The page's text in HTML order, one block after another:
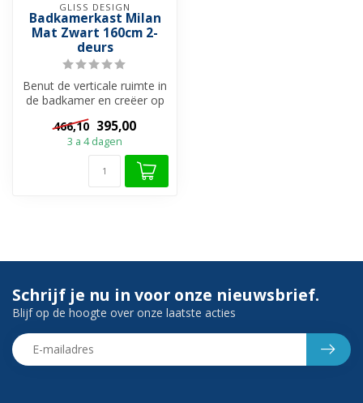
GLISS DESIGN
Badkamerkast Milan
Mat Zwart 160cm 2-
deurs
Benut de verticale ruimte in
de badkamer en creëer op
een stijlvolle manier meer...
466,10 395,00
3 a 4 dagen
Schrijf je nu in voor onze nieuwsbrief.
Blijf op de hoogte over onze laatste acties